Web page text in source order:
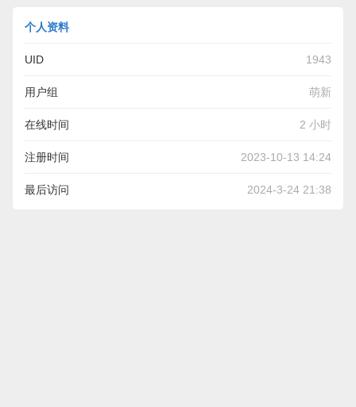
个人资料
UID 1943
用户组 萌新
在线时间 2 小时
注册时间 2023-10-13 14:24
最后访问 2024-3-24 21:38